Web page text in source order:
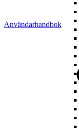
Användarhandbok